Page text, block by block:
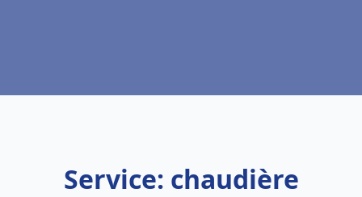
Service: chaudière